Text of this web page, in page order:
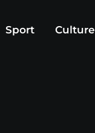
Sport Culture